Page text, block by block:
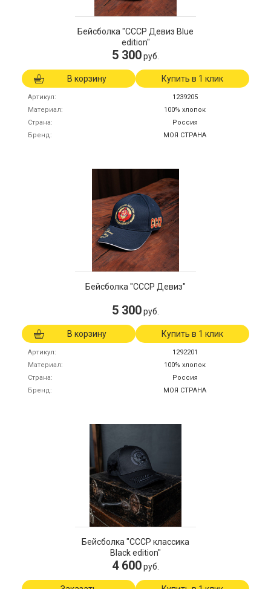
Бейсболка "СССР Девиз Blue
edition"
5 300руб.
В корзину Купить в 1 клик
Артикул
1239205
Материал
100% хлопок
Страна
Россия
Бренд
МОЯ СТРАНА
Бейсболка "СССР Девиз"
5 300руб.
В корзину Купить в 1 клик
Артикул
1292201
Материал
100% хлопок
Страна
Россия
Бренд
МОЯ СТРАНА
Бейсболка "СССР классика
Black edition"
4 600руб.